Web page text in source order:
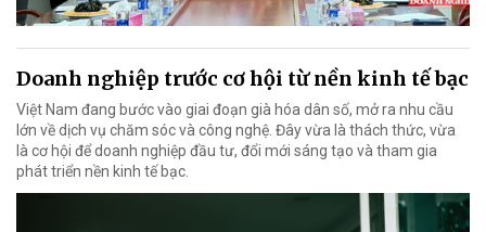
Doanh nghiệp trước cơ hội từ nền kinh tế bạc
Việt Nam đang bước vào giai đoạn già hóa dân số, mở ra nhu cầu
lớn về dịch vụ chăm sóc và công nghệ. Đây vừa là thách thức, vừa
là cơ hội để doanh nghiệp đầu tư, đổi mới sáng tạo và tham gia
phát triển nền kinh tế bạc.